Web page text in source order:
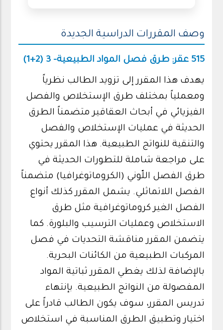
وصف المقررات الدراسية الجديدة
515 عقر: طرق فصل المواد الطبيعية- 3 (2+1)
يهدف هذا المقرر إلى تزويد الطالب نظرياً
ومعملياً بمختلف طرق الإستخلاص والفصل
الفيزيائي في أبحاث العقاقير متضمناً الطرق
الحديثة في عمليات الإستخلاص والفصل
والتنقية للنواتج الطبيعية. هذا المقرر يحتوي
على مراجعة شاملة للتطورات الحديثة في
طرق الفصل اللّوني (الكروماتوغرافيا) متضمناً
الفصل اللاتماثلي. يشمل المقرر كذلك أنواع
الفصل الغير كروماتوغرافية مثل طرق
الاستخلاص وعمليات الترسيب والبلورة. كما
يتضمن المقرر مناقشة التحديات في فصل
المركبات الطبيعية من الكائنات البحرية.
بالإضافة لذلك يغطي المقرر ثباتية المواد
المفصولة من النواتج الطبيعية. بإنتهاء
تدريس المقرر، سوف يكون الطالب قادراً على
اختيار وتطبيق الطرق المناسبة في استخلاص